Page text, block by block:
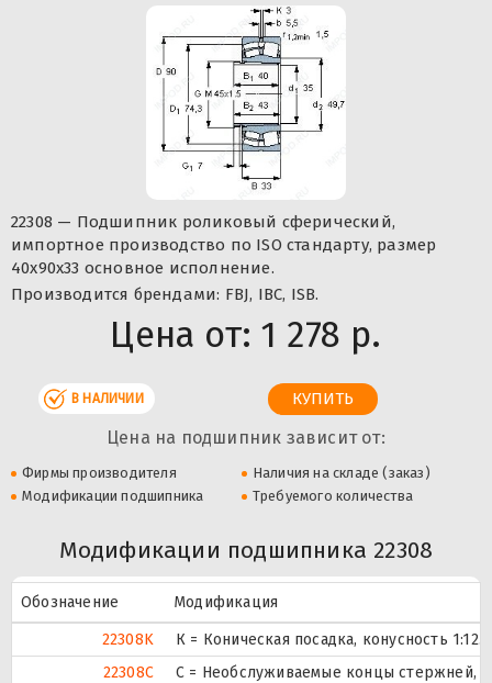
22308 — Подшипник роликовый сферический,
импортное производство по ISO стандарту, размер
40x90x33 основное исполнение.
Производится брендами: FBJ, IBC, ISB.
Цена от: 1 278 р.
В НАЛИЧИИ
Цена на подшипник зависит от:
Фирмы производителя
Наличия на складе (заказ)
Модификации подшипника
Требуемого количества
Модификации подшипника 22308
Обозначение
Модификация
22308K
К = Коническая посадка, конусность 1:12.
22308C
С = Необслуживаемые концы стержней,